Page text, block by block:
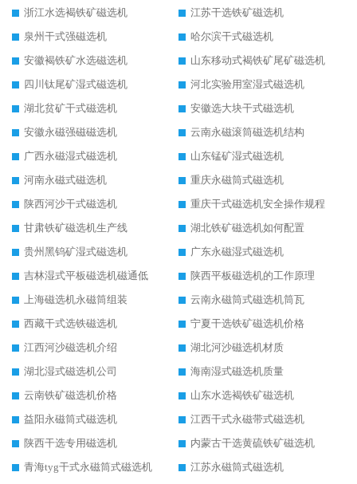
浙江水选褐铁矿磁选机
江苏干选铁矿磁选机
泉州干式强磁选机
哈尔滨干式磁选机
安徽褐铁矿水选磁选机
山东移动式褐铁矿尾矿磁选机
四川钛尾矿湿式磁选机
河北实验用室湿式磁选机
湖北贫矿干式磁选机
安徽选大块干式磁选机
安徽永磁强磁磁选机
云南永磁滚筒磁选机结构
广西永磁湿式磁选机
山东锰矿湿式磁选机
河南永磁式磁选机
重庆永磁筒式磁选机
陕西河沙干式磁选机
重庆干式磁选机安全操作规程
甘肃铁矿磁选机生产线
湖北铁矿磁选机如何配置
贵州黑钨矿湿式磁选机
广东永磁湿式磁选机
吉林湿式平板磁选机磁通低
陕西平板磁选机的工作原理
上海磁选机永磁筒组装
云南永磁筒式磁选机筒瓦
西藏干式选铁磁选机
宁夏干选铁矿磁选机价格
江西河沙磁选机介绍
湖北河沙磁选机材质
湖北湿式磁选机公司
海南湿式磁选机质量
云南铁矿磁选机价格
山东水选褐铁矿磁选机
益阳永磁筒式磁选机
江西干式永磁带式磁选机
陕西干选专用磁选机
内蒙古干选黄硫铁矿磁选机
青海tyg干式永磁筒式磁选机
江苏永磁筒式磁选机